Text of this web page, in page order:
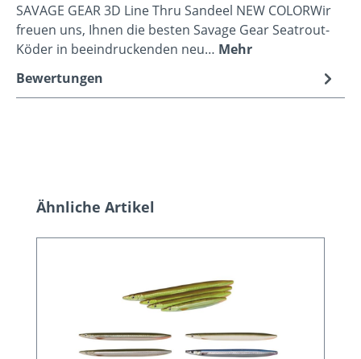
SAVAGE GEAR 3D Line Thru Sandeel NEW COLORWir
freuen uns, Ihnen die besten Savage Gear Seatrout-
Köder in beeindruckenden neu… Mehr
Bewertungen
Produktgalerie überspringen
Ähnliche Artikel